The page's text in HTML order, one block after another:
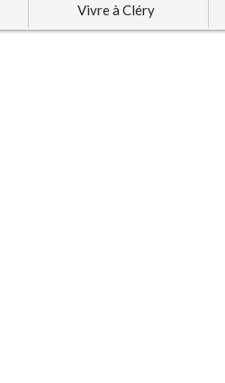
Vivre à Cléry